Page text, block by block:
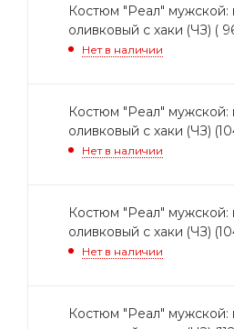
Костюм "Реал" мужской:
оливковый с хаки (ЧЗ) (
Нет в наличии
Костюм "Реал" мужской:
оливковый с хаки (ЧЗ)
Нет в наличии
Костюм "Реал" мужской:
оливковый с хаки (ЧЗ)
Нет в наличии
Костюм "Реал" мужской: